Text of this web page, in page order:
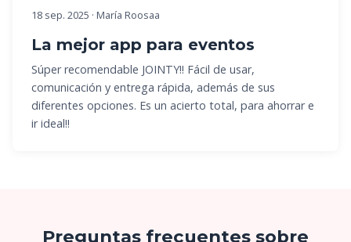
18 sep. 2025 · María Roosaa
La mejor app para eventos
Súper recomendable JOINTY!! Fácil de usar,
comunicación y entrega rápida, además de sus
diferentes opciones. Es un acierto total, para ahorrar e
ir ideal!!
Preguntas frecuentes sobre